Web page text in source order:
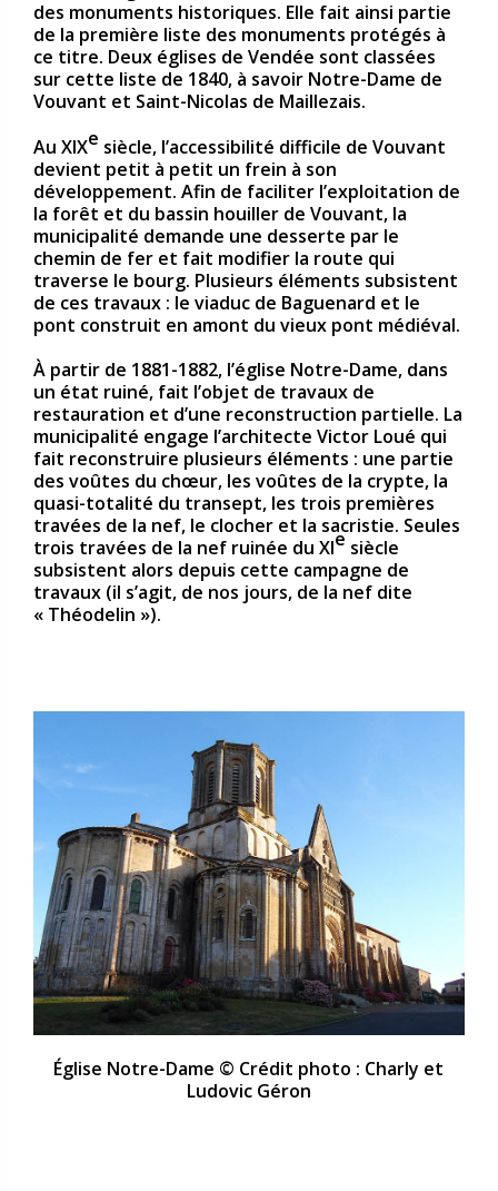
des monuments historiques. Elle fait ainsi partie
de la première liste des monuments protégés à
ce titre. Deux églises de Vendée sont classées
sur cette liste de 1840, à savoir Notre-Dame de
Vouvant et Saint-Nicolas de Maillezais.
Au XIXe siècle, l’accessibilité difficile de Vouvant
devient petit à petit un frein à son
développement. Afin de faciliter l’exploitation de
la forêt et du bassin houiller de Vouvant, la
municipalité demande une desserte par le
chemin de fer et fait modifier la route qui
traverse le bourg. Plusieurs éléments subsistent
de ces travaux : le viaduc de Baguenard et le
pont construit en amont du vieux pont médiéval.
À partir de 1881-1882, l’église Notre-Dame, dans
un état ruiné, fait l’objet de travaux de
restauration et d’une reconstruction partielle. La
municipalité engage l’architecte Victor Loué qui
fait reconstruire plusieurs éléments : une partie
des voûtes du chœur, les voûtes de la crypte, la
quasi-totalité du transept, les trois premières
travées de la nef, le clocher et la sacristie. Seules
trois travées de la nef ruinée du XIe siècle
subsistent alors depuis cette campagne de
travaux (il s’agit, de nos jours, de la nef dite
« Théodelin »).
Église Notre-Dame © Crédit photo : Charly et
Ludovic Géron